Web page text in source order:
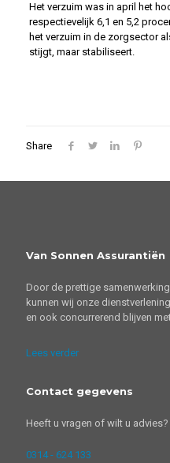
Het verzuim was in april het
respectievelijk 6,1 en 5,2
het verzuim in de zorgsector
stijgt, maar stabiliseert.
Share
Van Sonnen Assurantiën
Door de prettige
kunnen wij onze
en ook concurrerend blijven
Lees verder
Contact gegevens
Heeft u vragen of wilt u
0314 - 624 133